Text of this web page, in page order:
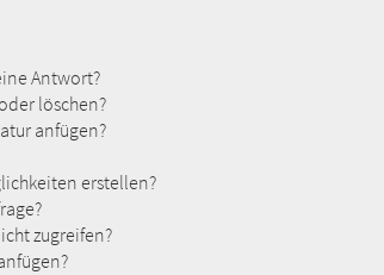
Antwort?
löschen?
anfügen?
erstellen?
zugreifen?